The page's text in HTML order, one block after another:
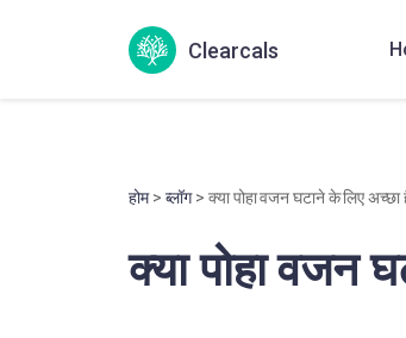
Clearcals
होम> ब्लॉग> क्या पोहा वजन घटाने के लिए अच्छा
क्या पोहा वजन